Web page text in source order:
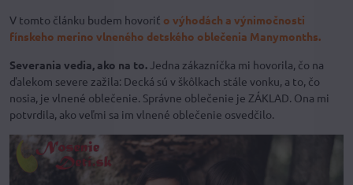
V tomto článku budem hovoriť o výhodách a výnimočnosti
fínskeho merino vlneného detského oblečenia Manymonths.
Severania vedia, ako na to. Jedna zákazníčka mi hovorila, čo na
ďalekom severe zažila: Decká sú v škôlkach stále vonku, a to, čo
nosia, je vlnené oblečenie. Správne oblečenie je ZÁKLAD. Ona mi
potvrdila, ako veľmi sa im vlnené oblečenie osvedčilo.